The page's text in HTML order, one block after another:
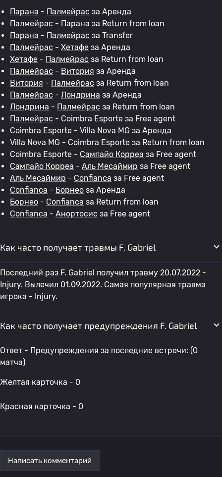
Парана - Палмейрас за Аренда
Палмейрас - Парана за Return from loan
Парана - Палмейрас за Transfer
Палмейрас - Хетафе за Аренда
Хетафе - Палмейрас за Return from loan
Палмейрас - Витория за Аренда
Витория - Палмейрас за Return from loan
Палмейрас - Лондрина за Аренда
Лондрина - Палмейрас за Return from loan
Палмейрас - Coimbra Esporte за Free agent
Coimbra Esporte - Villa Nova MG за Аренда
Villa Nova MG - Coimbra Esporte за Return from loan
Coimbra Esporte - Сампайо Корреа за Free agent
Сампайо Корреа - Аль Месаймир за Free agent
Аль Месаймир - Confianca за Free agent
Confianca - Борнео за Аренда
Борнео - Confianca за Return from loan
Confianca - Анортосис за Free agent
Как часто получает травмы F. Gabriel
Последний раз F. Gabriel получил травму 20.07.2022 -
Injury. Вылечил 01.09.2022. Самая популярная травма
игрока - Injury.
Как часто получает предупреждения F. Gabriel
Ответ - Предупреждения за последние встречи: (0
матча)
Желтая карточка - 0
Красная карточка - 0
Написать комментарий